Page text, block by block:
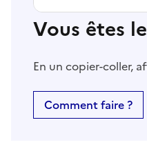
Vous êtes
En un copier-coller,
Comment faire ?